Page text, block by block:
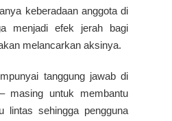
keberadaan anggota di
menjadi efek jerah bagi
melancarkan aksinya.
tanggung jawab di
masing untuk membantu
lintas sehingga pengguna